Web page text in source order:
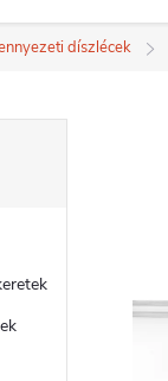
díszlécek